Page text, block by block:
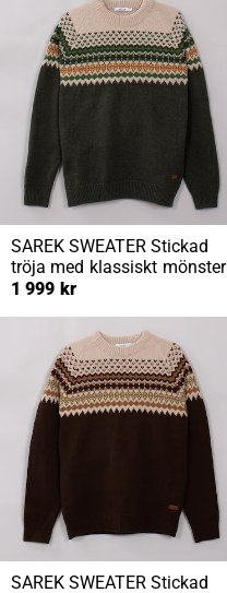
SAREK SWEATER Stickad
tröja med klassiskt mönster
1 999 kr
SAREK SWEATER Stickad